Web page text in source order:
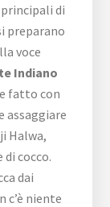
di
preparano
voce
Indiano
fatto con
Halwa,
cocco.
dai
c’è niente